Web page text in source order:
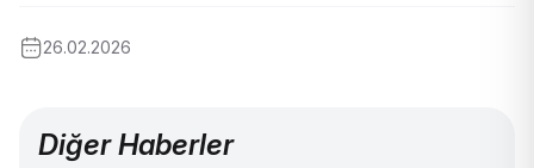
26.02.2026
Diğer Haberler